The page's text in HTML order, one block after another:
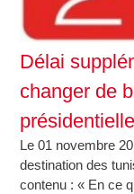
Délai
changer de
Le 01 novembre
destination des
contenu : « En ce